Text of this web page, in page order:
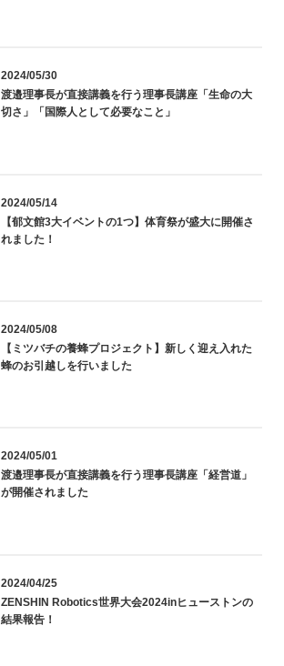
2024/05/30
渡邉理事長が直接講義を行う理事長講座「生命の大
切さ」「国際人として必要なこと」
2024/05/14
【郁文館3大イベントの1つ】体育祭が盛大に開催さ
れました！
2024/05/08
【ミツバチの養蜂プロジェクト】新しく迎え入れた
蜂のお引越しを行いました
2024/05/01
渡邉理事長が直接講義を行う理事長講座「経営道」
が開催されました
2024/04/25
ZENSHIN Robotics世界大会2024inヒューストンの
結果報告！